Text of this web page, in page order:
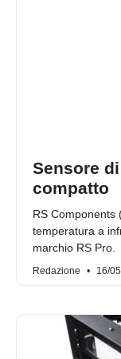
Sensore
compatto
RS Components
temperatura a
marchio RS Pro.
Redazione 16/